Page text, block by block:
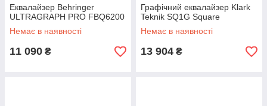
Еквалайзер Behringer
ULTRAGRAPH PRO FBQ6200
Немає в наявності
11 090 ₴
Графічний еквалайзер Klark
Teknik SQ1G Square
Немає в наявності
13 904 ₴